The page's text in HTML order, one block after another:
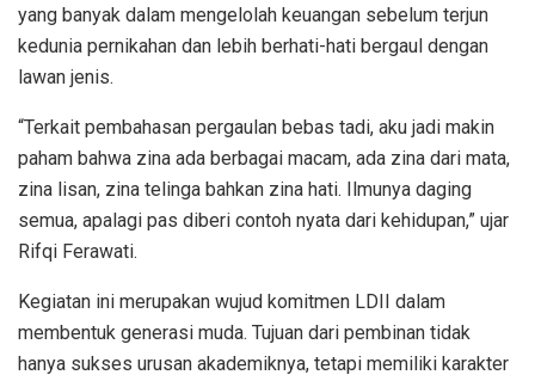
yang banyak dalam mengelolah keuangan sebelum terjun
kedunia pernikahan dan lebih berhati-hati bergaul dengan
lawan jenis.
“Terkait pembahasan pergaulan bebas tadi, aku jadi makin
paham bahwa zina ada berbagai macam, ada zina dari mata,
zina lisan, zina telinga bahkan zina hati. Ilmunya daging
semua, apalagi pas diberi contoh nyata dari kehidupan,” ujar
Rifqi Ferawati.
Kegiatan ini merupakan wujud komitmen LDII dalam
membentuk generasi muda. Tujuan dari pembinan tidak
hanya sukses urusan akademiknya, tetapi memiliki karakter